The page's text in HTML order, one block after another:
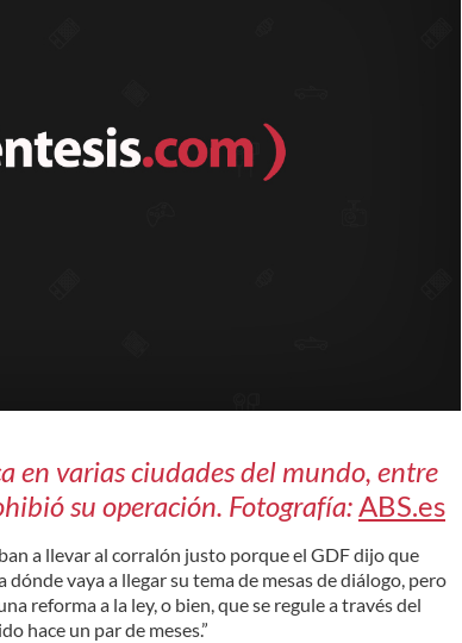
en varias ciudades del mundo, entre
su operación. Fotografía: ABS.es
a llevar al corralón justo porque el GDF dijo que
dónde vaya a llegar su tema de mesas de diálogo, pero
reforma a la ley, o bien, que se regule a través del
hace un par de meses.”